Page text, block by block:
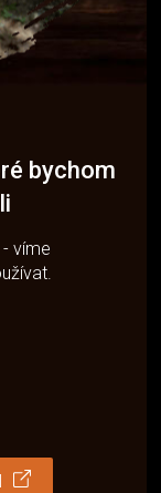
bychom
víme